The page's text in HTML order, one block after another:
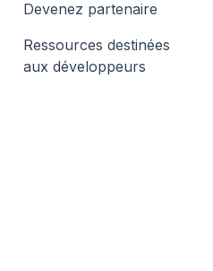
Devenez partenaire
Ressources destinées
aux développeurs